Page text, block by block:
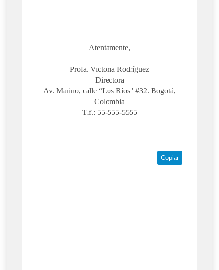
Atentamente,
Profa. Victoria Rodríguez
Directora
Av. Marino, calle “Los Ríos” #32. Bogotá,
Colombia
Tlf.: 55-555-5555
Copiar